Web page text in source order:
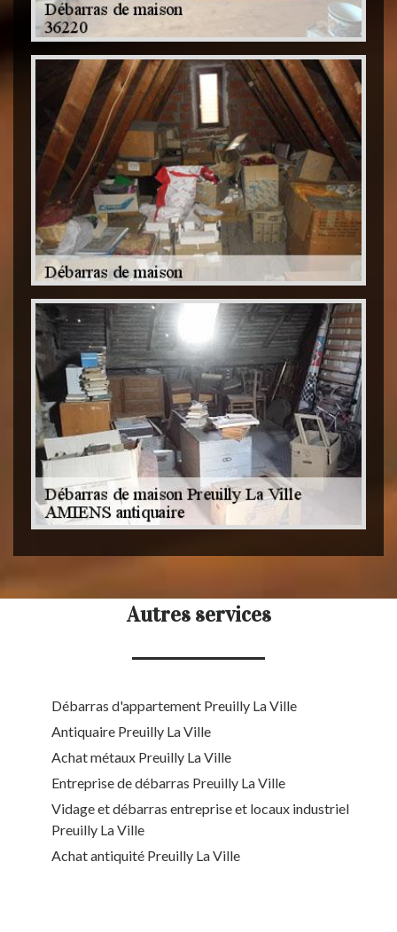
Autres services
Débarras d'appartement Preuilly La Ville
Antiquaire Preuilly La Ville
Achat métaux Preuilly La Ville
Entreprise de débarras Preuilly La Ville
Vidage et débarras entreprise et locaux industriel
Preuilly La Ville
Achat antiquité Preuilly La Ville